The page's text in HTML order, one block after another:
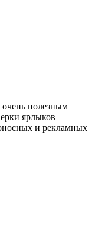
очень полезным
ярлыков
и рекламных